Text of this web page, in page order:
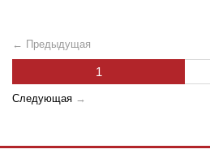
← Предыдущая
1
Следующая →